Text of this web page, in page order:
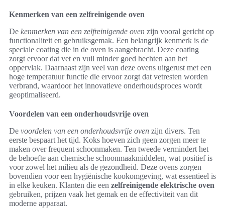
Kenmerken van een zelfreinigende oven
De kenmerken van een zelfreinigende oven zijn vooral gericht op
functionaliteit en gebruiksgemak. Een belangrijk kenmerk is de
speciale coating die in de oven is aangebracht. Deze coating
zorgt ervoor dat vet en vuil minder goed hechten aan het
oppervlak. Daarnaast zijn veel van deze ovens uitgerust met een
hoge temperatuur functie die ervoor zorgt dat vetresten worden
verbrand, waardoor het innovatieve onderhoudsproces wordt
geoptimaliseerd.
Voordelen van een onderhoudsvrije oven
De voordelen van een onderhoudsvrije oven zijn divers. Ten
eerste bespaart het tijd. Koks hoeven zich geen zorgen meer te
maken over frequent schoonmaken. Ten tweede vermindert het
de behoefte aan chemische schoonmaakmiddelen, wat positief is
voor zowel het milieu als de gezondheid. Deze ovens zorgen
bovendien voor een hygiënische kookomgeving, wat essentieel is
in elke keuken. Klanten die een zelfreinigende elektrische oven
gebruiken, prijzen vaak het gemak en de effectiviteit van dit
moderne apparaat.